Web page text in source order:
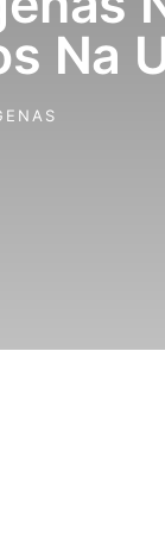
Na